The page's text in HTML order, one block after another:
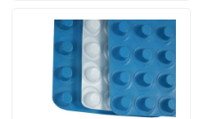
Geotessuto Geogrid